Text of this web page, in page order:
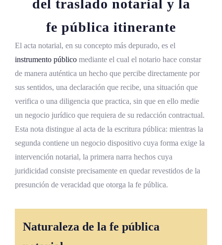
traslado
Fe pública del notario y hechos directamente
percibidos
Objetividad descriptiva exigida al notario
Valoración de la causa del traslado
Legitimación del solicitante
Límites del ejercicio del traslado
Intervención notarial en asambleas y
reuniones
Impacto en Costa Rica: aplicaciones
Actas de inventario en sucesiones,
sociedades y comercios
del traslado notarial y la
fe pública itinerante
El acta notarial, en su concepto más depurado, es el
instrumento público mediante el cual el notario hace constar
de manera auténtica un hecho que percibe directamente por
sus sentidos, una declaración que recibe, una situación que
verifica o una diligencia que practica, sin que en ello medie
un negocio jurídico que requiera de su redacción contractual.
Esta nota distingue al acta de la escritura pública: mientras la
segunda contiene un negocio dispositivo cuya forma exige la
intervención notarial, la primera narra hechos cuya
juridicidad consiste precisamente en quedar revestidos de la
presunción de veracidad que otorga la fe pública.
Naturaleza de la fe pública